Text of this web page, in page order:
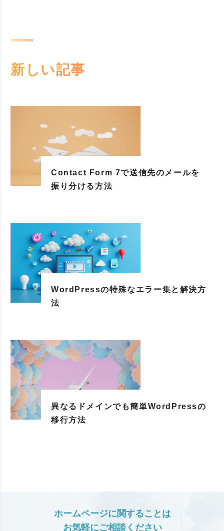
新しい記事
Contact Form 7で送信先のメールを
振り分ける方法
WordPressの特殊なエラー集と解決方
法
異なるドメインでも簡単WordPressの
移行方法
ホームページに関することは
お気軽にご相談ください